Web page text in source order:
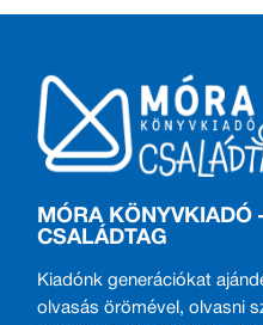
MÓRA KÖNYVKIADÓ
CSALÁDTAG
Kiadónk generációkat
olvasás örömével, olvasni